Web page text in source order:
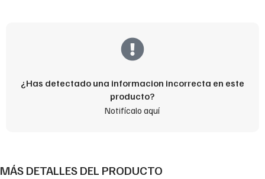
¿Has detectado una informacion incorrecta en este
producto?
Notifícalo aquí
MÁS DETALLES DEL PRODUCTO